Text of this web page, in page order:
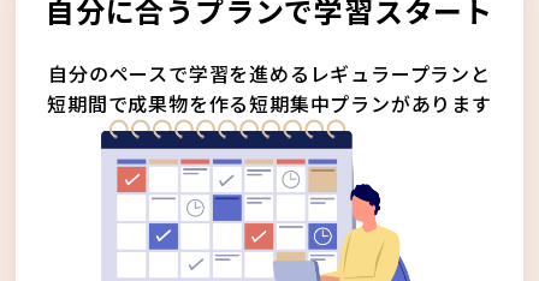
自分に合うプランで学習スタート
自分のペースで学習を進めるレギュラープランと
短期間で成果物を作る短期集中プランがあります